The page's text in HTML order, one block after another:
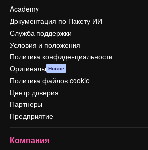
Academy
Документация по Пакету ИИ
Служба поддержки
Условия и положения
Политика конфиденциальности
Оригиналы Новое
Политика файлов cookie
Центр доверия
Партнеры
Предприятие
Компания